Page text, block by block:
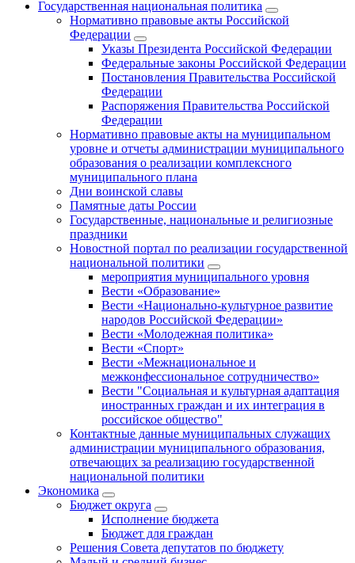
Государственная национальная политика
Нормативно правовые акты Российской
Федерации
Указы Президента Российской Федерации
Федеральные законы Российской Федерации
Постановления Правительства Российской
Федерации
Распоряжения Правительства Российской
Федерации
Нормативно правовые акты на муниципальном
уровне и отчеты администрации муниципального
образования о реализации комплексного
муниципального плана
Дни воинской славы
Памятные даты России
Государственные, национальные и религиозные
праздники
Новостной портал по реализации государственной
национальной политики
мероприятия муниципального уровня
Вести «Образование»
Вести «Национально-культурное развитие
народов Российской Федерации»
Вести «Молодежная политика»
Вести «Спорт»
Вести «Межнациональное и
межконфессиональное сотрудничество»
Вести "Социальная и культурная адаптация
иностранных граждан и их интеграция в
российское общество"
Контактные данные муниципальных служащих
администрации муниципального образования,
отвечающих за реализацию государственной
национальной политики
Экономика
Бюджет округa
Исполнение бюджета
Бюджет для граждан
Решения Совета депутатов по бюджету